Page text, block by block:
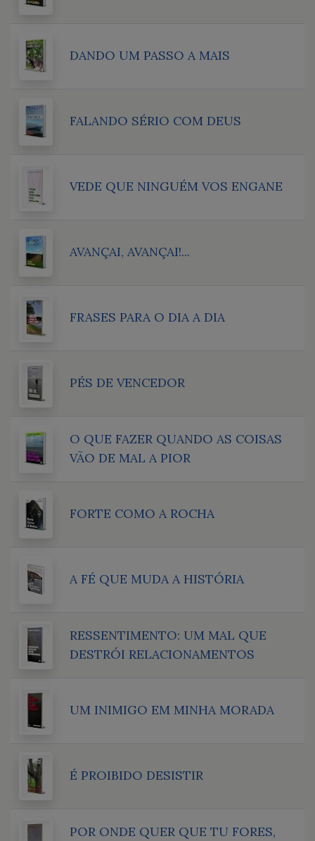
DANDO UM PASSO A MAIS
FALANDO SÉRIO COM DEUS
VEDE QUE NINGUÉM VOS ENGANE
AVANÇAI, AVANÇAI!...
FRASES PARA O DIA A DIA
PÉS DE VENCEDOR
O QUE FAZER QUANDO AS COISAS
VÃO DE MAL A PIOR
FORTE COMO A ROCHA
A FÉ QUE MUDA A HISTÓRIA
RESSENTIMENTO: UM MAL QUE
DESTRÓI RELACIONAMENTOS
UM INIMIGO EM MINHA MORADA
É PROIBIDO DESISTIR
POR ONDE QUER QUE TU FORES,